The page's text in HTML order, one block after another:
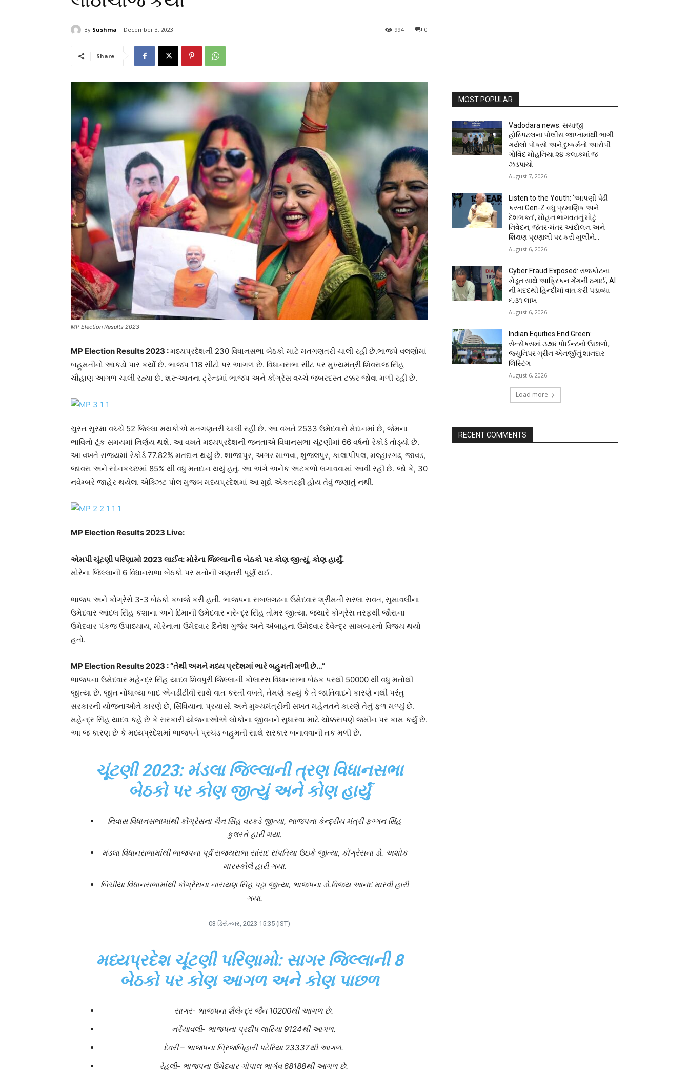
By Sushma December 3, 2023 0
994
Share
MP Election Results 2023
MP Election Results 2023 :મધ્યપ્રદેશની 230 વિધાનસભા બેઠકો માટે મતગણતરી ચાલી રહી છે.ભાજપે વલણોમાં
બહુમતીનો આંકડો પાર કર્યો છે. ભાજપ 118 સીટો પર આગળ છે. વિધાનસભા સીટ પર મુખ્યમંત્રી શિવરાજ સિંહ
ચૌહાણ આગળ ચાલી રહ્યા છે. શરૂઆતના ટ્રેન્ડમાં ભાજપ અને કોંગ્રેસ વચ્ચે જબરદસ્ત ટક્કર જોવા મળી રહી છે.
ચુસ્ત સુરક્ષા વચ્ચે 52 જિલ્લા મથકોએ મતગણતરી ચાલી રહી છે. આ વખતે 2533 ઉમેદવારો મેદાનમાં છે, જેમના
ભાવિનો ટૂંક સમયમાં નિર્ણય થશે. આ વખતે મધ્યપ્રદેશની જનતાએ વિધાનસભા ચૂંટણીમાં 66 વર્ષનો રેકોર્ડ તોડ્યો છે.
આ વખતે રાજ્યમાં રેકોર્ડ 77.82% મતદાન થયું છે. શાજાપુર, અગર માળવા, શુજલપુર, કાલાપીપલ, મલ્હારગઢ, જાવડ,
જાવરા અને સોનકચ્છમાં 85% થી વધુ મતદાન થયું હતું. આ અંગે અનેક અટકળો લગાવવામાં આવી રહી છે. જો કે, 30
નવેમ્બરે જાહેર થયેલા એક્ઝિટ પોલ મુજબ મધ્યપ્રદેશમાં આ મુદ્દો એકતરફી હોય તેવું જણાતું નથી.
MP Election Results 2023 Live:
એમપી ચૂંટણી પરિણામો 2023 લાઈવ: મોરેના જિલ્લાની 6 બેઠકો પર કોણ જીત્યું, કોણ હાર્યું.
મોરેના જિલ્લાની 6 વિધાનસભા બેઠકો પર મતોની ગણતરી પૂર્ણ થઈ.
ભાજપ અને કોંગ્રેસે 3-3 બેઠકો કબજે કરી હતી. ભાજપના સબલગઢના ઉમેદવાર શ્રીમતી સરલા રાવત, સુમાવલીના
ઉમેદવાર આંદલ સિંહ કંશાના અને દિમાની ઉમેદવાર નરેન્દ્ર સિંહ તોમર જીત્યા. જ્યારે કોંગ્રેસ તરફથી જૌરાના
ઉમેદવાર પંકજ ઉપાધ્યાય, મોરેનાના ઉમેદવાર દિનેશ ગુર્જર અને અંબાહના ઉમેદવાર દેવેન્દ્ર સાખબારનો વિજય થયો
હતો.
MP Election Results 2023 : “તેથી અમને મધ્ય પ્રદેશમાં ભારે બહુમતી મળી છે…”
ભાજપના ઉમેદવાર મહેન્દ્ર સિંહ યાદવ શિવપુરી જિલ્લાની કોલારસ વિધાનસભા બેઠક પરથી 50000 થી વધુ મતોથી
જીત્યા છે. જીત નોંધાવ્યા બાદ એનડીટીવી સાથે વાત કરતી વખતે, તેમણે કહ્યું કે તે જાતિવાદને કારણે નથી પરંતુ
સરકારની યોજનાઓને કારણે છે, સિંધિયાના પ્રયાસો અને મુખ્યમંત્રીની સખત મહેનતને કારણે તેનું ફળ મળ્યું છે.
મહેન્દ્ર સિંહ યાદવ કહે છે કે સરકારી યોજનાઓએ લોકોના જીવનને સુધારવા માટે ચોક્કસપણે જમીન પર કામ કર્યું છે.
આ જ કારણ છે કે મધ્યપ્રદેશમાં ભાજપને પ્રચંડ બહુમતી સાથે સરકાર બનાવવાની તક મળી છે.
ચૂંટણી 2023: મંડલા જિલ્લાની ત્રણ વિધાનસભા
બેઠકો પર કોણ જીત્યું અને કોણ હાર્યું
નિવાસ વિધાનસભામાંથી કોંગ્રેસના ચૈન સિંહ વરકડે જીત્યા, ભાજપના કેન્દ્રીય મંત્રી ફગ્ગન સિંહ
કુલસ્તે હારી ગયા.
મંડલા વિધાનસભામાંથી ભાજપના પૂર્વ રાજ્યસભા સાંસદ સંપતિયા ઉઇકે જીત્યા, કોંગ્રેસના ડો. અશોક
મારસ્કોલે હારી ગયા.
બિચીયા વિધાનસભામાંથી કોંગ્રેસના નારાયણ સિંહ પટ્ટા જીત્યા, ભાજપના ડો.વિજય આનંદ મારવી હારી
ગયા.
03 ડિસેમ્બર, 2023 15:35 (IST)
મધ્યપ્રદેશ ચૂંટણી પરિણામો: સાગર જિલ્લાની 8
બેઠકો પર કોણ આગળ અને કોણ પાછળ
સાગર- ભાજપના શૈલેન્દ્ર જૈન 10200થી આગળ છે.
નરૈયાવલી- ભાજપના પ્રદીપ લારિયા 9124થી આગળ.
દેવરી – ભાજપના બ્રિજબિહારી પટેરિયા 23337થી આગળ.
રેહલી- ભાજપના ઉમેદવાર ગોપાલ ભાર્ગવ 68188થી આગળ છે.
MOST POPULAR
Vadodara news: સયાજી
હોસ્પિટલના પોલીસ જાપ્તામાંથી ભાગી
ગયેલો પોક્સો અને દુષ્કર્મનો આરોપી
ગોવિંદ મોહનિયા ૨૪ કલાકમાં જ
ઝડપાયો
August 7, 2026
Listen to the Youth: ‘આપણી પેઢી
કરતા Gen-Z વધુ પ્રમાણિક અને
દેશભક્ત’, મોહન ભાગવતનું મોટું
નિવેદન, જંતર-મંતર આંદોલન અને
શિક્ષણ પ્રણાલી પર કરી ખુલીને...
August 6, 2026
Cyber Fraud Exposed: રાજકોટના
ખેડૂત સાથે આફ્રિકન ગેંગની ઠગાઈ, AI
ની મદદથી હિન્દીમાં વાત કરી પડાવ્યા
₹૬.૩૧ લાખ
August 6, 2026
Indian Equities End Green:
સેન્સેક્સમાં ૩૭૪ પોઈન્ટનો ઉછાળો,
જ્યુનિપર ગ્રીન એનર્જીનું શાનદાર
લિસ્ટિંગ
August 6, 2026
Load more
RECENT COMMENTS